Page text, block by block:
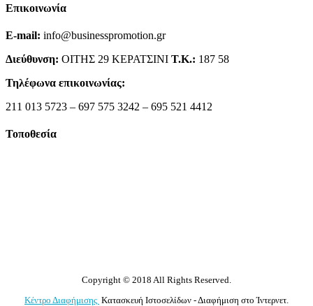
Επικοινωνία
E-mail: info@businesspromotion.gr
Διεύθυνση: ΟΙΤΗΣ 29 ΚΕΡΑΤΣΙΝΙ Τ.Κ.: 187 58
Τηλέφωνα επικοινωνίας:
211 013 5723 – 697 575 3242 – 695 521 4412
Τοποθεσία
Copyright © 2018 All Rights Reserved.
Κέντρο Διαφήμισης Κατασκευή Ιστοσελίδων - Διαφήμιση στο Ίντερνετ.